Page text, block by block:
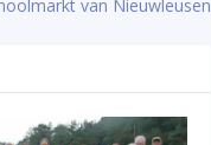
van Nieuwleusen